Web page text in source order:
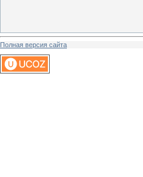
Полная версия сайта